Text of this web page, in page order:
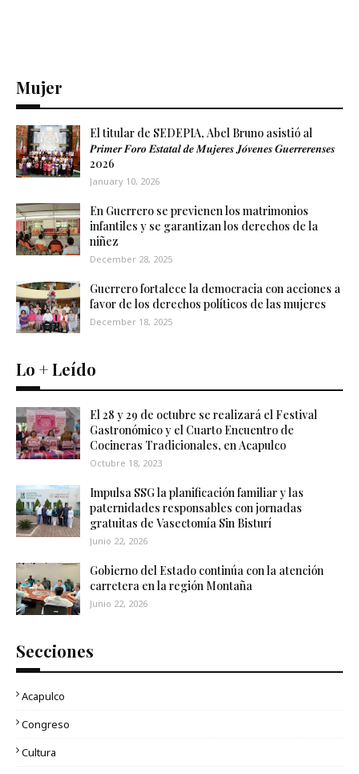
Mujer
El titular de SEDEPIA, Abel Bruno asistió al
𝑷𝒓𝒊𝒎𝒆𝒓 𝑭𝒐𝒓𝒐 𝑬𝒔𝒕𝒂𝒕𝒂𝒍 𝒅𝒆 𝑴𝒖𝒋𝒆𝒓𝒆𝒔 𝑱𝒐́𝒗𝒆𝒏𝒆𝒔 𝑮𝒖𝒆𝒓𝒓𝒆𝒓𝒆𝒏𝒔𝒆𝒔
2026
January 10, 2026
En Guerrero se previenen los matrimonios
infantiles y se garantizan los derechos de la
niñez
December 28, 2025
Guerrero fortalece la democracia con acciones a
favor de los derechos políticos de las mujeres
December 18, 2025
Lo + Leído
El 28 y 29 de octubre se realizará el Festival
Gastronómico y el Cuarto Encuentro de
Cocineras Tradicionales, en Acapulco
Octubre 18, 2023
Impulsa SSG la planificación familiar y las
paternidades responsables con jornadas
gratuitas de Vasectomía Sin Bisturí
Junio 22, 2026
Gobierno del Estado continúa con la atención
carretera en la región Montaña
Junio 22, 2026
Secciones
Acapulco
Congreso
Cultura